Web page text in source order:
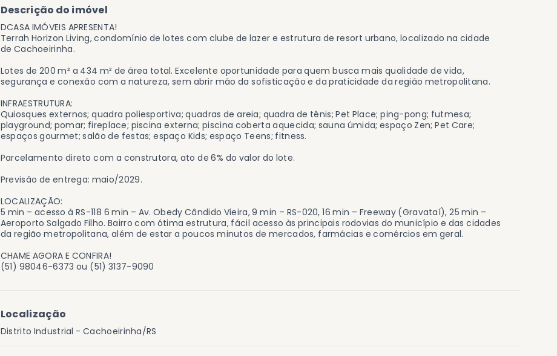
Descrição do imóvel
DCASA IMÓVEIS APRESENTA!
Terrah Horizon Living, condomínio de lotes com clube de lazer e estrutura de resort urbano, localizado na cidade
de Cachoeirinha.
Lotes de 200 m² a 434 m² de área total. Excelente oportunidade para quem busca mais qualidade de vida,
segurança e conexão com a natureza, sem abrir mão da sofisticação e da praticidade da região metropolitana.
INFRAESTRUTURA:
Quiosques externos; quadra poliesportiva; quadras de areia; quadra de tênis; Pet Place; ping-pong; futmesa;
playground; pomar; fireplace; piscina externa; piscina coberta aquecida; sauna úmida; espaço Zen; Pet Care;
espaços gourmet; salão de festas; espaço Kids; espaço Teens; fitness.
Parcelamento direto com a construtora, ato de 6% do valor do lote.
Previsão de entrega: maio/2029.
LOCALIZAÇÃO:
5 min – acesso à RS-118 6 min – Av. Obedy Cândido Vieira, 9 min – RS-020, 16 min – Freeway (Gravataí), 25 min –
Aeroporto Salgado Filho. Bairro com ótima estrutura, fácil acesso às principais rodovias do município e das cidades
da região metropolitana, além de estar a poucos minutos de mercados, farmácias e comércios em geral.
CHAME AGORA E CONFIRA!
(51) 98046-6373 ou (51) 3137-9090
Localização
Distrito Industrial - Cachoeirinha/RS